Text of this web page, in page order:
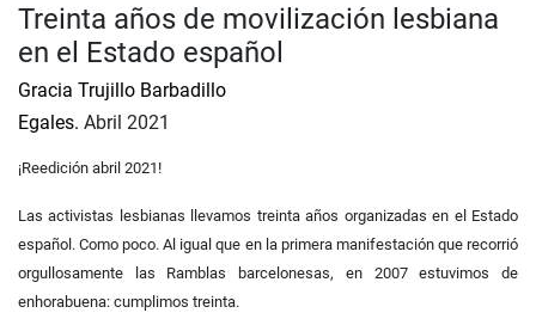
Treinta años de movilización lesbiana
en el Estado español
Gracia Trujillo Barbadillo
Egales. Abril 2021
¡Reedición abril 2021!
Las activistas lesbianas llevamos treinta años organizadas en el Estado
español. Como poco. Al igual que en la primera manifestación que recorrió
orgullosamente las Ramblas barcelonesas, en 2007 estuvimos de
enhorabuena: cumplimos treinta.